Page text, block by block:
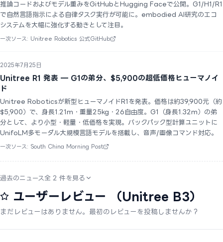
推論コードおよびモデル重みをGitHubとHugging Faceで公開。G1/H1/R1
で自然言語指示による自律タスク実行が可能に。embodied AI研究のエコ
システムを大幅に強化する動きとして注目。
一次ソース: Unitree Robotics 公式GitHub
2025年7月25日
Unitree R1 発表 — G1の弟分、$5,900の超低価格ヒューマノイ
ド
Unitree Roboticsが新型ヒューマノイドR1を発表。価格は約39,900元（約
$5,900）で、身長1.21m・重量25kg・26自由度。G1（身長1.32m）の弟
分として、より小型・軽量・低価格を実現。バックパック型計算ユニットに
UnifoLM多モーダル大規模言語モデルを搭載し、音声/画像コマンド対応。
一次ソース: South China Morning Post
過去のニュース全 2 件を見る
ユーザーレビュー （Unitree B3）
まだレビューはありません。最初のレビューを投稿しませんか？